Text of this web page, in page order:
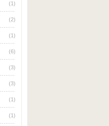
(1)
(2)
(1)
(6)
(3)
(3)
(1)
(1)